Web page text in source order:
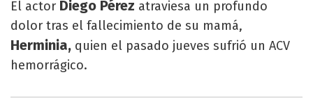
El actor Diego Pérez atraviesa un profundo
dolor tras el fallecimiento de su mamá,
Herminia, quien el pasado jueves sufrió un ACV
hemorrágico.